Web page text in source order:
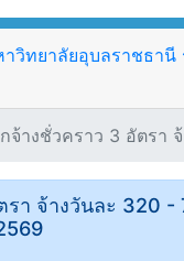
ทยาลัยอุบลราชธา
างชั่วคราว 3 อัตรา
า จ้างวันละ 320